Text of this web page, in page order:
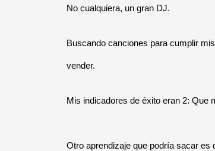
No cualquiera, un gran DJ.
Buscando canciones para cumplir
vender.
Mis indicadores de éxito eran 2: Que
Otro aprendizaje que podría sacar es